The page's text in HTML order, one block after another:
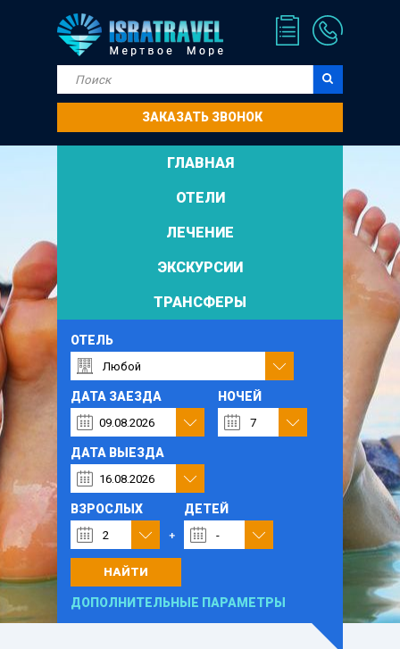
ЗАКАЗАТЬ ЗВОНОК
ГЛАВНАЯ
ОТЕЛИ
ЛЕЧЕНИЕ
ЭКСКУРСИИ
ТРАНСФЕРЫ
ОТЕЛЬ
ДАТА ЗАЕЗДА НОЧЕЙ
ДАТА ВЫЕЗДА
ВЗРОСЛЫХ ДЕТЕЙ
НАЙТИ
ДОПОЛНИТЕЛЬНЫЕ ПАРАМЕТРЫ